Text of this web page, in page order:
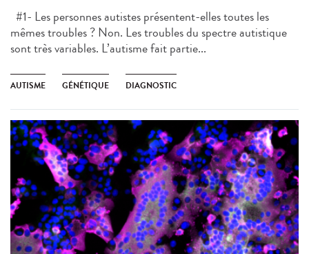
#1- Les personnes autistes présentent-elles toutes les
mêmes troubles ? Non. Les troubles du spectre autistique
sont très variables. L’autisme fait partie...
AUTISME GÉNÉTIQUE DIAGNOSTIC